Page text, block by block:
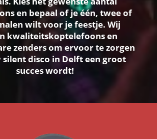
en bepaal of je één, twee of
wilt voor je feestje. Wij
kwaliteitskoptelefoons en
zenders om ervoor te zorgen
disco in Delft een groot
succes wordt!